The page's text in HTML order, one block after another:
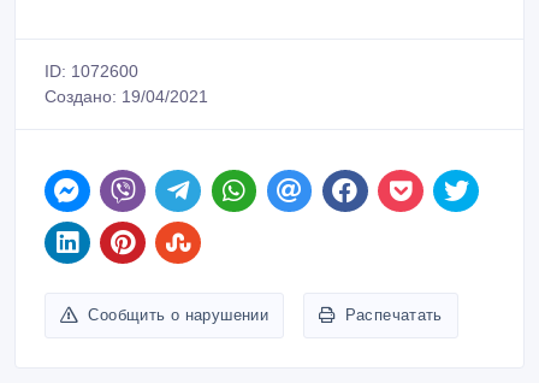
ID: 1072600
Создано: 19/04/2021
Сообщить о нарушении Распечатать